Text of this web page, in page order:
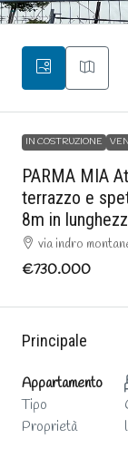
IN COSTRUZIONE
PARMA MIA
terrazzo e
8m in
via indro
€730.000
Principale
Appartamento
Tipo
Proprietà